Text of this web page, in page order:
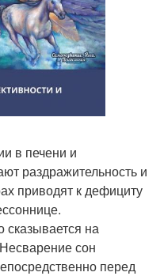
в печени и
раздражительность и
приводят к дефициту
сказывается на
сон
перед